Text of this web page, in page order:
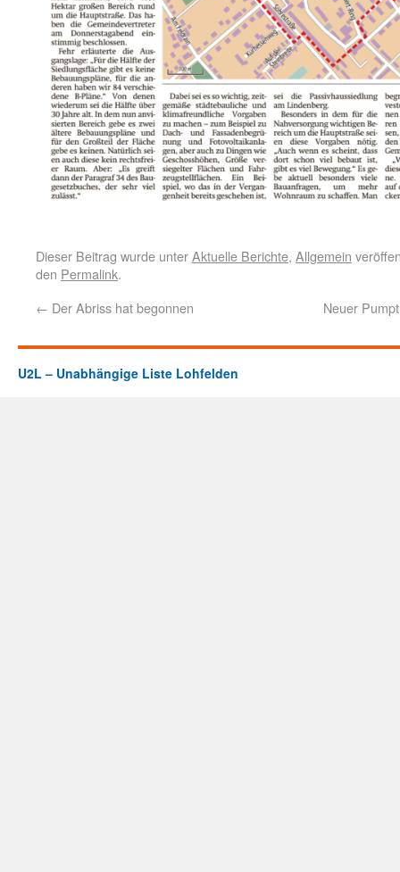
Dieser Beitrag wurde unterAktuelle Berichte, Allgemein
den Permalink.
← Der Abriss hat begonnen Neuer
U2L – Unabhängige Liste Lohfelden